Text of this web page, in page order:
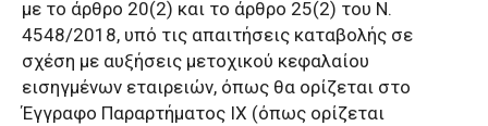
με το άρθρο 20(2) και το άρθρο 25(2) του Ν.
4548/2018, υπό τις απαιτήσεις καταβολής σε
σχέση με αυξήσεις μετοχικού κεφαλαίου
εισηγμένων εταιρειών, όπως θα ορίζεται στο
Έγγραφο Παραρτήματος IX (όπως ορίζεται